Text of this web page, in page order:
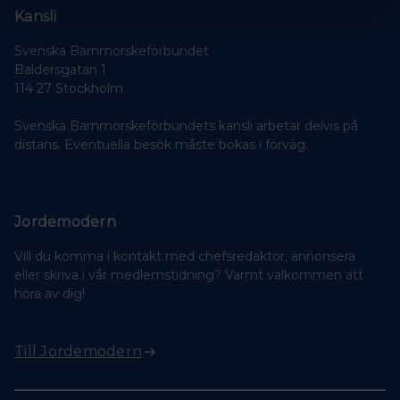
Kansli
Svenska Barnmorskeförbundet
Baldersgatan 1
114 27 Stockholm
Svenska Barnmorskeförbundets kansli arbetar delvis på
distans. Eventuella besök måste bokas i förväg.
Jordemodern
Vill du komma i kontakt med chefsredaktör, annonsera
eller skriva i vår medlemstidning? Varmt välkommen att
höra av dig!
Till Jordemodern